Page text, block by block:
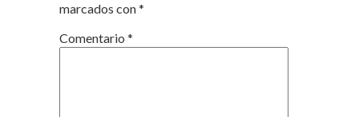
marcados con*
Comentario *